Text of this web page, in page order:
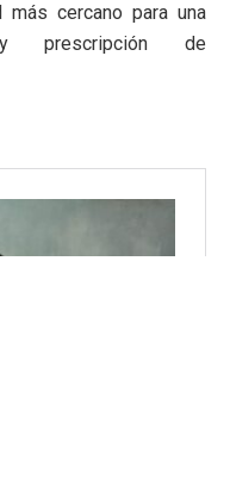
cercano para una
prescripción de